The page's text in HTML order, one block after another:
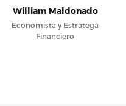
William Maldonado
Economista y Estratega
Financiero